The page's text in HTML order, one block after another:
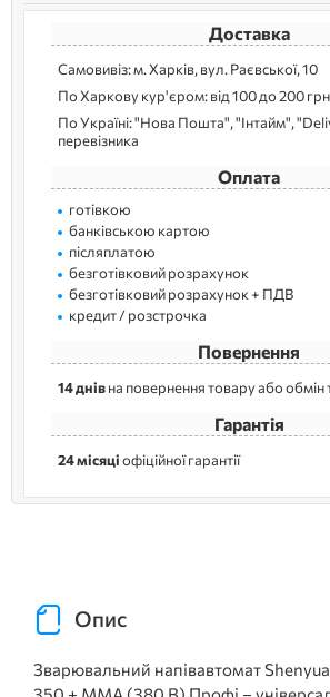
Доставка
Самовивіз: м. Харків, вул. Раєвської, 10
По Харкову кур'єром: від 100 до 200 грн
По Україні: "Нова Пошта", "Інтайм",
перевізника
Оплата
готівкою
банківською картою
післяплатою
безготівковий розрахунок
безготівковий розрахунок + ПДВ
кредит / розстрочка
Повернення
14 днівна повернення товару або обмін
Гарантія
24 місяціофіційної гарантії
Опис
Зварювальний напівавтомат